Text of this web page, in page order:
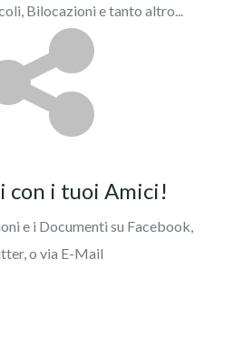
Bilocazioni e tanto altro...
con i tuoi Amici!
e i Documenti su Facebook,
o via E-Mail